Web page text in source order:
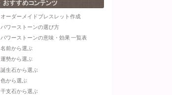
オーダーメイドブレスレット作成
パワーストーンの選び方
パワーストーンの意味・効果 一覧表
名前から選ぶ
運勢から選ぶ
誕生石から選ぶ
色から選ぶ
干支石から選ぶ